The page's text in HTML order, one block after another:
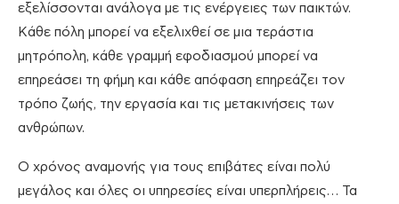
εξελίσσονται ανάλογα με τις ενέργειες των παικτών.
Κάθε πόλη μπορεί να εξελιχθεί σε μια τεράστια
μητρόπολη, κάθε γραμμή εφοδιασμού μπορεί να
επηρεάσει τη φήμη και κάθε απόφαση επηρεάζει τον
τρόπο ζωής, την εργασία και τις μετακινήσεις των
ανθρώπων.
Ο χρόνος αναμονής για τους επιβάτες είναι πολύ
μεγάλος και όλες οι υπηρεσίες είναι υπερπλήρεις… Τα